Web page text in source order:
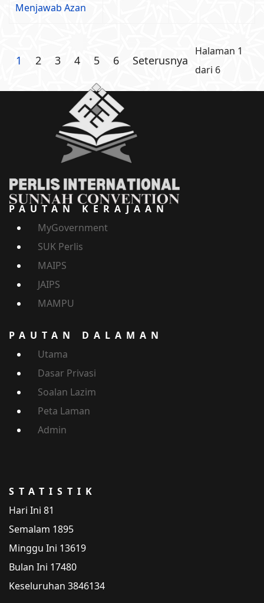
Menjawab Azan
1 2 3 4 5 6 Seterusnya
Halaman 1
dari 6
PAUTAN KERAJAAN
MyGovernment
SUK Perlis
MAIPS
JAIPS
MAMPU
PAUTAN DALAMAN
Utama
Dasar Privasi
Soalan Lazim
Peta Laman
Admin
STATISTIK
Hari Ini 81
Semalam 1895
Minggu Ini 13619
Bulan Ini 17480
Keseluruhan 3846134